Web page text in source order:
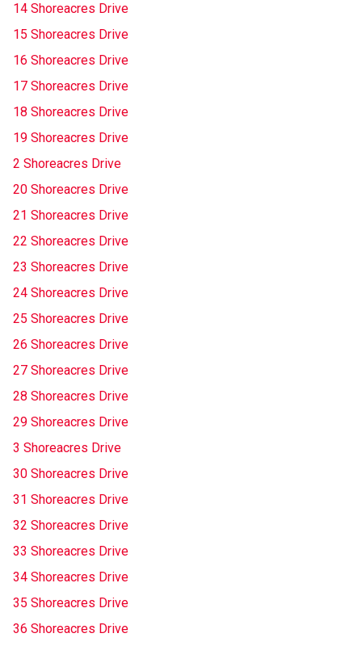
14 Shoreacres Drive
15 Shoreacres Drive
16 Shoreacres Drive
17 Shoreacres Drive
18 Shoreacres Drive
19 Shoreacres Drive
2 Shoreacres Drive
20 Shoreacres Drive
21 Shoreacres Drive
22 Shoreacres Drive
23 Shoreacres Drive
24 Shoreacres Drive
25 Shoreacres Drive
26 Shoreacres Drive
27 Shoreacres Drive
28 Shoreacres Drive
29 Shoreacres Drive
3 Shoreacres Drive
30 Shoreacres Drive
31 Shoreacres Drive
32 Shoreacres Drive
33 Shoreacres Drive
34 Shoreacres Drive
35 Shoreacres Drive
36 Shoreacres Drive